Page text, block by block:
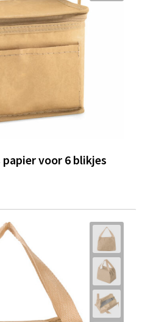
papier voor 6 blikjes